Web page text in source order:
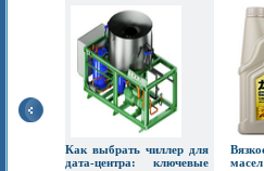
Как выбрать чиллер для
дата-центра: ключевые